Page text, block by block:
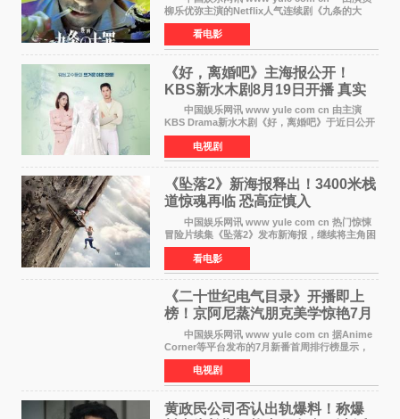
柳乐优弥主演的Netflix人气连续剧《九条的大
罪》正式宣布改编为电影，将于明年1月8日全国
上映。柳乐优弥与SixTONES松村北斗再度联
手，为观众带来这部
看电影
《好，离婚吧》主海报公开！
KBS新水木剧8月19日开播 真实
离婚体验记来袭
中国娱乐网讯 www yule com cn 由主演
KBS Drama新水木剧《好，离婚吧》于近日公开
主海报，正式进入开播倒计时。 海报中，男
女主角背对背站立，各自望向不同方向，中央的
空白与冷漠的表情
电视剧
《坠落2》新海报释出！3400米栈
道惊魂再临 恐高症慎入
中国娱乐网讯 www yule com cn 热门惊悚
冒险片续集《坠落2》发布新海报，继续将主角困
于绝境高处——这一次，是摇摇欲坠的徒步栈
道。该片将于今年9月2日北美上映，恐高症患者
请提前做好心理
看电影
《二十世纪电气目录》开播即上
榜！京阿尼蒸汽朋克美学惊艳7月
新番季
中国娱乐网讯 www yule com cn 据Anime
Corner等平台发布的7月新番首周排行榜显示，
由京都动画制作的《二十世纪电气目录》在多个
榜单中表现亮眼，位列AniLab全球TOP10第十
名。该剧改编自结
电视剧
黄政民公司否认出轨爆料！称爆